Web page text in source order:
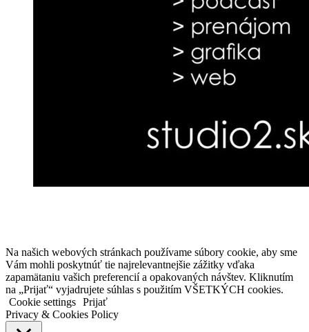
Na našich webových stránkach používame súbory cookie, aby sme
Vám mohli poskytnúť tie najrelevantnejšie zážitky vďaka
zapamätaniu vašich preferencií a opakovaných návštev. Kliknutím
na „Prijať“ vyjadrujete súhlas s použitím VŠETKÝCH cookies.
Cookie settings Prijať
Privacy & Cookies Policy